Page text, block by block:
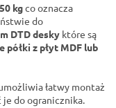
kgco oznacza
do
DTD desky które są
z płyt MDF lub
łatwy montaż
do ogranicznika.